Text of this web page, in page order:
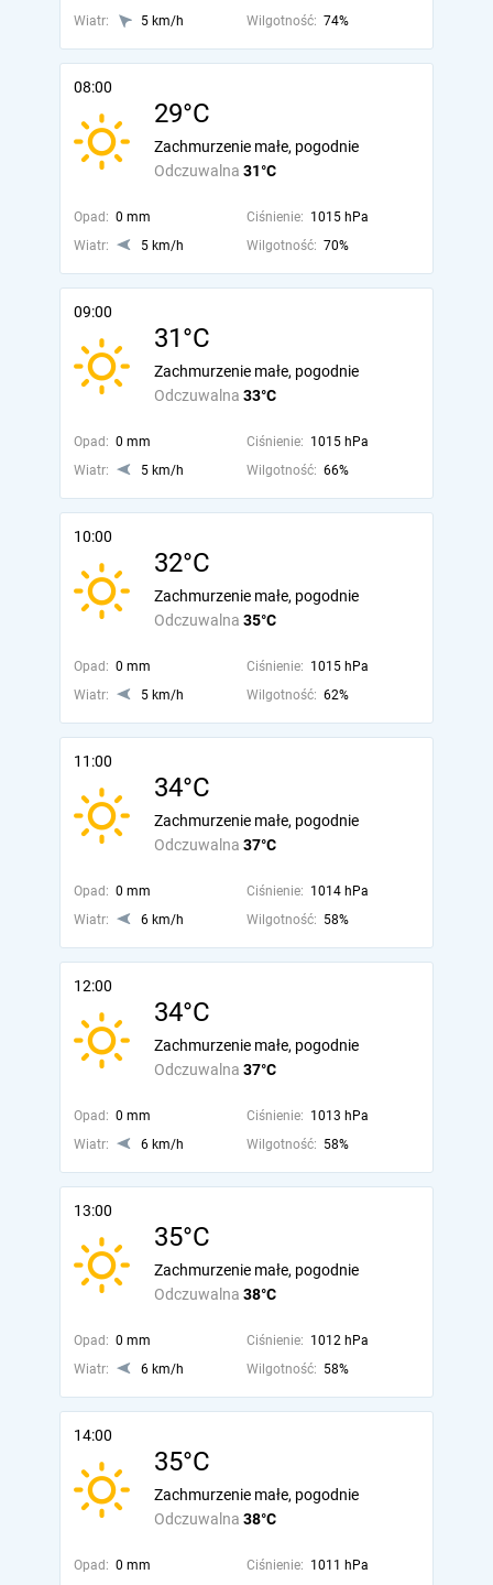
Wiatr: 5 km/h Wilgotność: 74%
08:00
29°C
Odczuwalna 31°C
Zachmurzenie małe, pogodnie
Opad: 0 mm Ciśnienie: 1015 hPa
Wiatr:
5 km/h Wilgotność: 70%
09:00
31°C
Odczuwalna 33°C
Zachmurzenie małe, pogodnie
Opad: 0 mm Ciśnienie: 1015 hPa
Wiatr:
5 km/h Wilgotność: 66%
10:00
32°C
Odczuwalna 35°C
Zachmurzenie małe, pogodnie
Opad: 0 mm Ciśnienie: 1015 hPa
Wiatr:
5 km/h Wilgotność: 62%
11:00
34°C
Odczuwalna 37°C
Zachmurzenie małe, pogodnie
Opad: 0 mm Ciśnienie: 1014 hPa
Wiatr:
6 km/h Wilgotność: 58%
12:00
34°C
Odczuwalna 37°C
Zachmurzenie małe, pogodnie
Opad: 0 mm Ciśnienie: 1013 hPa
Wiatr:
6 km/h Wilgotność: 58%
13:00
35°C
Odczuwalna 38°C
Zachmurzenie małe, pogodnie
Opad: 0 mm Ciśnienie: 1012 hPa
Wiatr:
6 km/h Wilgotność: 58%
14:00
35°C
Odczuwalna 38°C
Zachmurzenie małe, pogodnie
Opad: 0 mm Ciśnienie: 1011 hPa